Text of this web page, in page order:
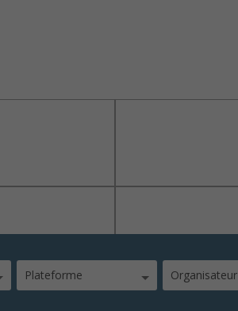
Plateforme Organisateur